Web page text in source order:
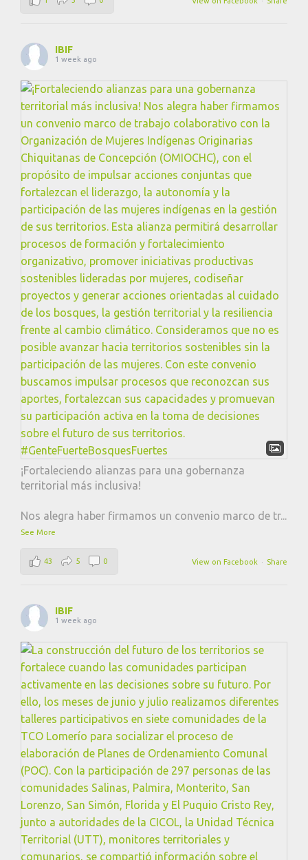
IBIF
1 week ago
¡Fortaleciendo alianzas para una gobernanza
territorial más inclusiva!
Nos alegra haber firmamos un convenio marco de tr...
See More
View on Facebook · Share
43 5 0
IBIF
1 week ago